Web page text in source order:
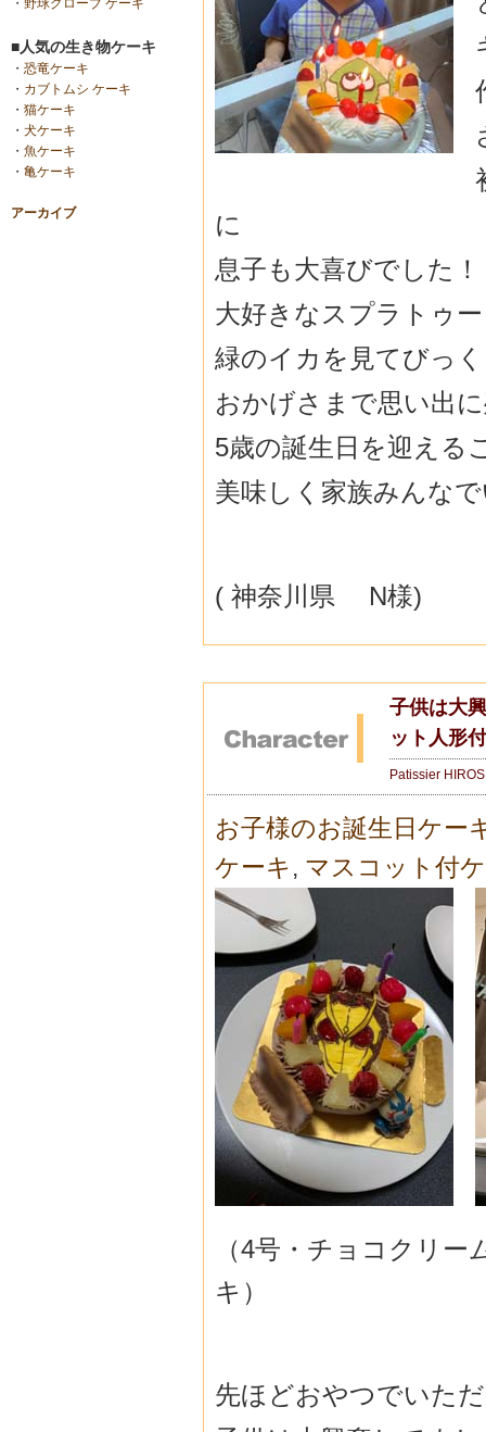
・ 野球グローブ ケーキ
■人気の生き物ケーキ
・ 恐竜ケーキ
・ カブトムシ ケーキ
・ 猫ケーキ
・ 犬ケーキ
・ 魚ケーキ
・ 亀ケーキ
アーカイブ
に
息子も大喜びでした！
大好きなスプラトゥ
緑のイカを見てびっ
おかげさまで思い出
5歳の誕生日を迎える
美味しく家族みんな
( 神奈川県 N様)
子供は大
ット人形
Patissier
お子様のお誕生日ケー
ケーキ , マスコット付
（4号・チョコクリ
キ）
先ほどおやつでいた